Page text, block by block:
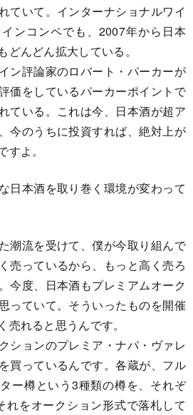
ていて。インターナショナルワイ
ンコンペでも、2007年から日本
んどん拡大している。
ン評論家のロバート・パーカーが
価をしているパーカーポイントで
ている。これは今、日本酒が超ア
今のうちに投資すれば、絶対上が
よ。
日本酒を取り巻く環境が変わって
潮流を受けて、僕が今取り組んで
売っているから、もっと高く売ろ
今度、日本酒もプレミアムオーク
っていて。そういったものを開催
れると思うんです。
ションのプレミア・ナパ・ヴァレ
買っているんです。各蔵が、フル
ー樽という3種類の樽を、それぞ
れをオークション形式で落札して